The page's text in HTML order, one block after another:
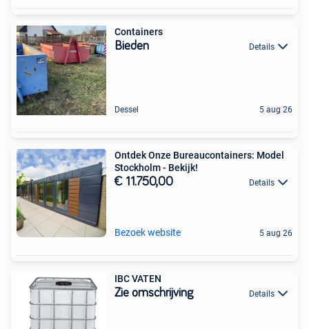
Containers
Bieden Details
Dessel 5 aug 26
Ontdek Onze Bureaucontainers: Model
Stockholm - Bekijk!
€ 11.750,00 Details
Bezoek website 5 aug 26
IBC VATEN
Zie omschrijving Details